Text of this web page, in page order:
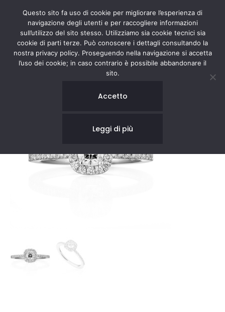
Questo sito fa uso di cookie per migliorare l’esperienza di
navigazione degli utenti e per raccogliere informazioni
sull’utilizzo del sito stesso. Utilizziamo sia cookie tecnici sia
cookie di parti terze. Può conoscere i dettagli consultando la
nostra privacy policy. Proseguendo nella navigazione si accetta
l’uso dei cookie; in caso contrario è possibile abbandonare il
sito.
Accetto
Leggi di più